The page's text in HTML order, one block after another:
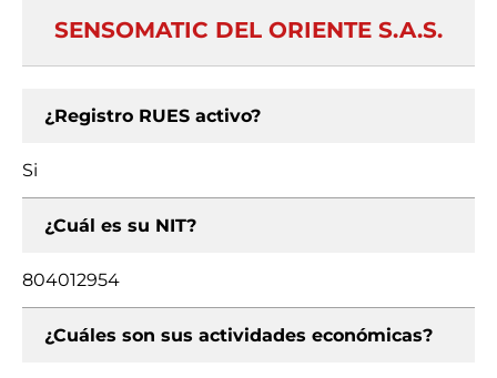
SENSOMATIC DEL ORIENTE S.A.S.
¿Registro RUES activo?
Si
¿Cuál es su NIT?
804012954
¿Cuáles son sus actividades económicas?